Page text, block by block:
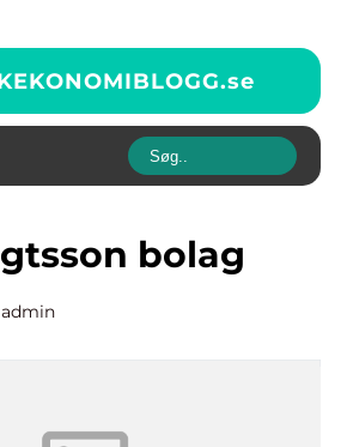
se
bolag
admin